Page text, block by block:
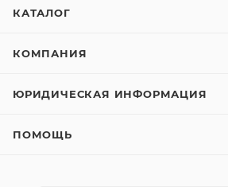
КАТАЛОГ
КОМПАНИЯ
ЮРИДИЧЕСКАЯ ИНФОРМАЦИЯ
ПОМОЩЬ